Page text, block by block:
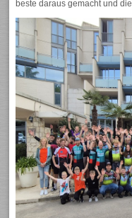
beste daraus gemacht und